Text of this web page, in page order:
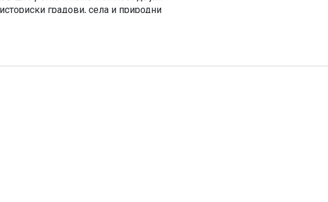
градови, села и природни
патување низ едни од